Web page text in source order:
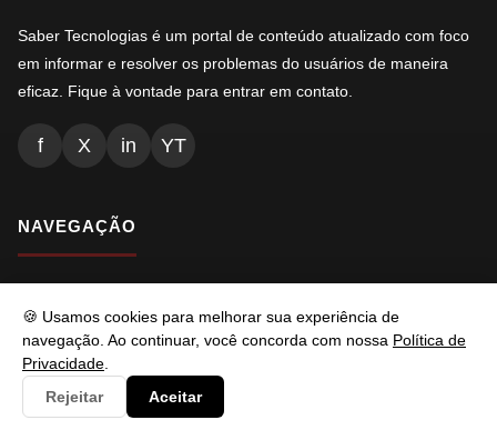
🍪 Usamos cookies para melhorar sua experiência de
navegação. Ao continuar, você concorda com nossa Política de
Privacidade
Rejeitar
Aceitar
Saber Tecnologias é um portal de conteúdo atualizado com foco
em informar e resolver os problemas do usuários de maneira
eficaz. Fique à vontade para entrar em contato.
f X in YT
NAVEGAÇÃO
Conteúdos
Busca
Ads.txt